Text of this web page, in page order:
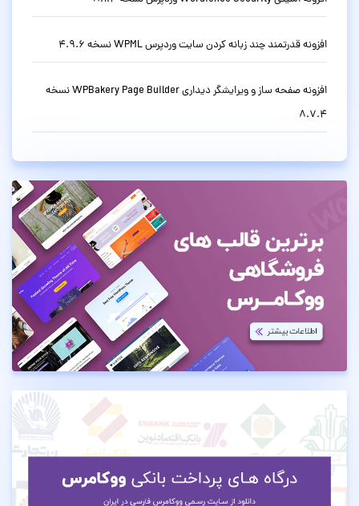
افزونه قدرتمند چند زبانه کردن سایت وردپرس WPML نسخه 4.9.6
افزونه صفحه ساز و ویرایشگر دیداری WPBakery Page Builder نسخه
8.7.4